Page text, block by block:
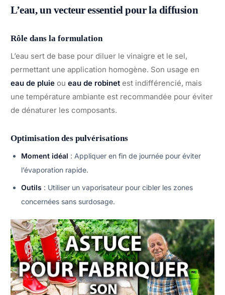
L’eau, un vecteur essentiel pour la diffusion
Rôle dans la formulation
L’eau sert de base pour diluer le vinaigre et le sel,
permettant une application homogène. Son usage en
eau de pluie ou eau de robinet est indifférencié, mais
une température ambiante est recommandée pour éviter
de dénaturer les composants.
Optimisation des pulvérisations
Moment idéal : Appliquer en fin de journée pour éviter
l’évaporation rapide.
Outils : Utiliser un vaporisateur pour cibler les zones
concernées sans surdosage.